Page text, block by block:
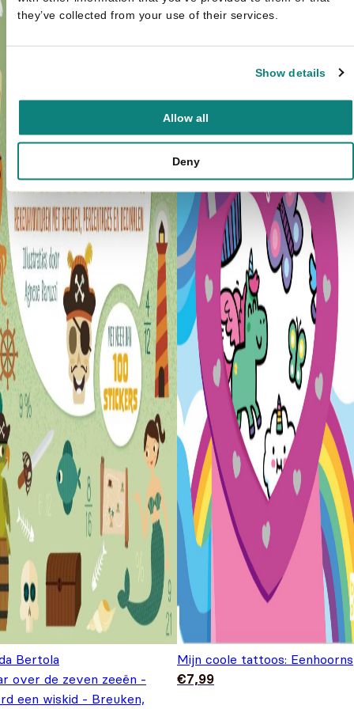
they’ve collected from your use of their services.
Show details
Allow all
Deny
Bertola
over de zeven zeeën -
een wiskid - Breuken,
Mijn coole tattoos: Eenhoorns
€7,99